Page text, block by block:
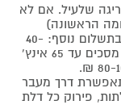
שלעיל. אם לא
הראשונה)
הובלה לכל קומה נוספת בתוך הבית כרוכה בתשלום נוסף: 40-
50 ₪ למוצר לבן, 60-80 ₪ למקרר/מקפיא, מסכים עד 65 אינץ'
דרך מעבר
פירוק כל דלת